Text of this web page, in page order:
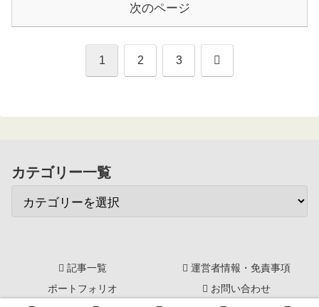
次のページ
1 2 3 次
カテゴリー一覧
記事一覧
運営者情報・免責事項
ポートフォリオ
お問い合わせ